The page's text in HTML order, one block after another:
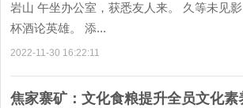
岩山 午坐办公室，获悉友人来。 久等未见
杯酒论英雄。 添...
2022-11-30 16:22:11
焦家寨矿：文化食粮提升全员文化素